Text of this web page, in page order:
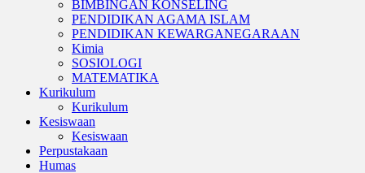
BIMBINGAN KONSELING
PENDIDIKAN AGAMA ISLAM
PENDIDIKAN KEWARGANEGARAAN
Kimia
SOSIOLOGI
MATEMATIKA
Kurikulum
Kurikulum
Kesiswaan
Kesiswaan
Perpustakaan
Humas